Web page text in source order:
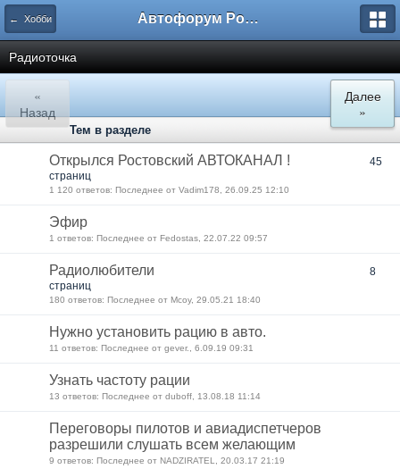
← Хобби Автофорум Ростова-на-Дону
Радиоточка
«
Назад
Далее
»
Тем в разделе
Открылся Ростовский АВТОКАНАЛ !
45
страниц
1 120 ответов: Последнее от Vadim178, 26.09.25 12:10
Эфир
1 ответов: Последнее от Fedostas, 22.07.22 09:57
Радиолюбители
8
страниц
180 ответов: Последнее от Mcoy, 29.05.21 18:40
Нужно установить рацию в авто.
11 ответов: Последнее от gever., 6.09.19 09:31
Узнать частоту рации
13 ответов: Последнее от duboff, 13.08.18 11:14
Переговоры пилотов и авиадиспетчеров
разрешили слушать всем желающим
9 ответов: Последнее от NADZIRATEL, 20.03.17 21:19